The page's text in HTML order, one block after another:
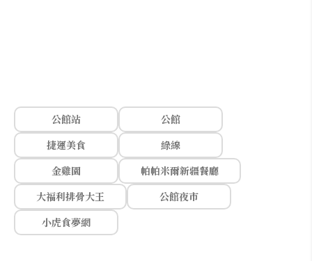
公館站
公館
捷運美食
綠線
金雞園
帕帕米爾新疆餐廳
大福利排骨大王
公館夜市
小虎食夢網